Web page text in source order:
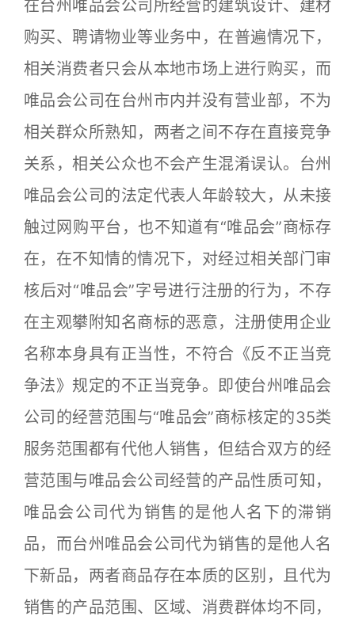
在台州唯品会公司所经营的建筑设计、建材
购买、聘请物业等业务中，在普遍情况下，
相关消费者只会从本地市场上进行购买，而
唯品会公司在台州市内并没有营业部，不为
相关群众所熟知，两者之间不存在直接竞争
关系，相关公众也不会产生混淆误认。台州
唯品会公司的法定代表人年龄较大，从未接
触过网购平台，也不知道有“唯品会”商标存
在，在不知情的情况下，对经过相关部门审
核后对“唯品会”字号进行注册的行为，不存
在主观攀附知名商标的恶意，注册使用企业
名称本身具有正当性，不符合《反不正当竞
争法》规定的不正当竞争。即使台州唯品会
公司的经营范围与“唯品会”商标核定的35类
服务范围都有代他人销售，但结合双方的经
营范围与唯品会公司经营的产品性质可知，
唯品会公司代为销售的是他人名下的滞销
品，而台州唯品会公司代为销售的是他人名
下新品，两者商品存在本质的区别，且代为
销售的产品范围、区域、消费群体均不同，